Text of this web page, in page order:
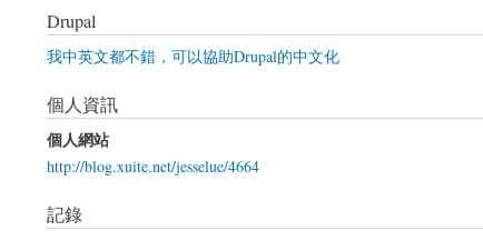
Drupal
我中英文都不錯，可以協助Drupal的中文化
個人資訊
個人網站
http://blog.xuite.net/jesselue/4664
記錄